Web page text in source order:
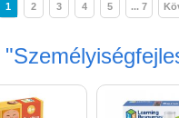
1 2 3 4 5 ... 7